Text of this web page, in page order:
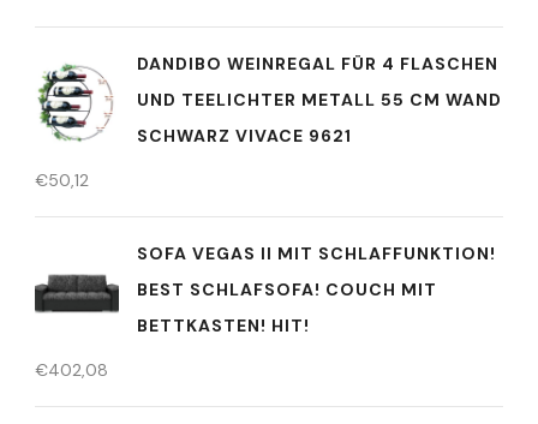
DANDIBO WEINREGAL FÜR 4 FLASCHEN
UND TEELICHTER METALL 55 CM WAND
SCHWARZ VIVACE 9621
€50,12
SOFA VEGAS II MIT SCHLAFFUNKTION!
BEST SCHLAFSOFA! COUCH MIT
BETTKASTEN! HIT!
€402,08